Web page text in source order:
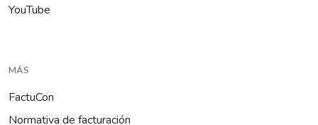
YouTube
MÁS
FactuCon
Normativa de facturación